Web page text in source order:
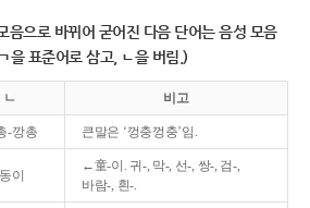
음으로 바뀌어 굳어진 다음 단어는 음성 모음
을 표준어로 삼고, ㄴ을 버림.)
ㄴ 비고
-깡총 큰말은 ‘껑충껑충’임.
이
←童-이. 귀-, 막-, 선-, 쌍-, 검-,
바람-, 흰-.